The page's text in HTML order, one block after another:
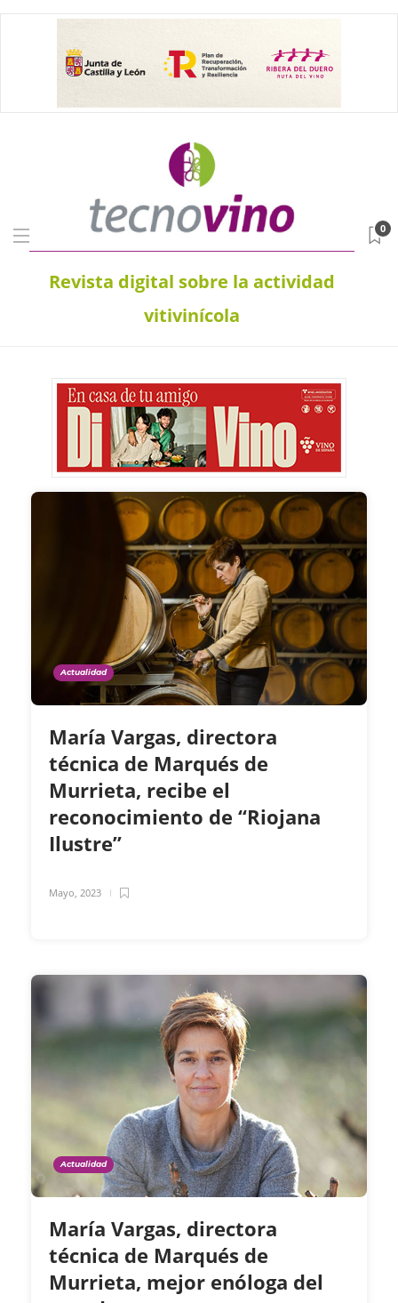
Revista digital sobre la actividad
vitivinícola
0
Actualidad
María Vargas, directora
técnica de Marqués de
Murrieta, recibe el
reconocimiento de “Riojana
Ilustre”
Mayo, 2023
Actualidad
María Vargas, directora
técnica de Marqués de
Murrieta, mejor enóloga del